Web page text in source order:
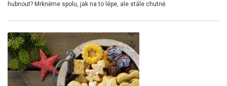
hubnout? Mrkněme spolu, jak na to lépe, ale stále chutně.